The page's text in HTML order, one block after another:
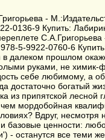
-
0136-9 Купить:
5-9922-0760-6
далеком прошлом
руками, не химик-
себе любимому, а
достаточно богатый
из припятской лесной
мордобойная
Вдруг, несмотря
ценности:
- останутся все теми